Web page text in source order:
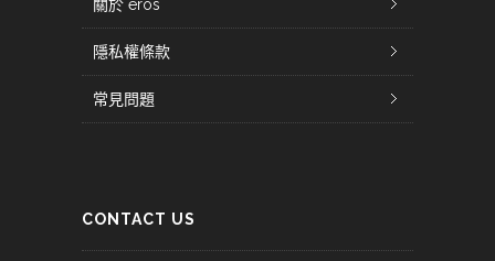
關於 eros
隱私權條款
常見問題
CONTACT US